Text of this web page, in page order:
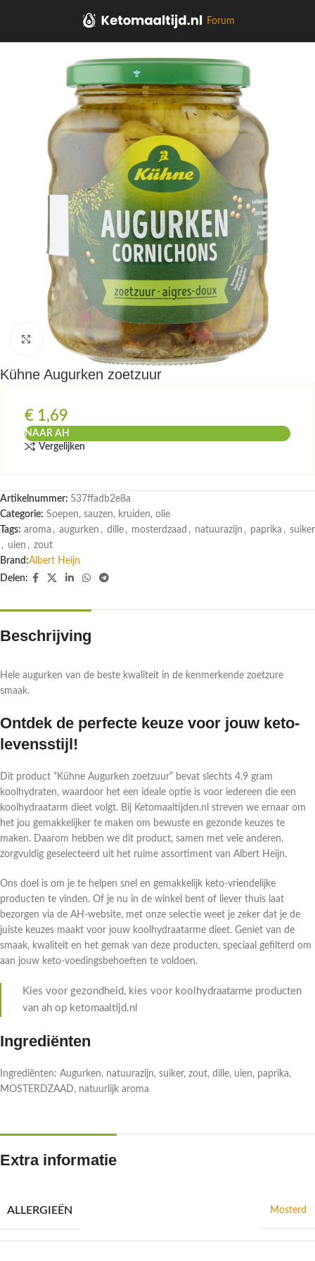
Forum
Klik om te vergroten
Kühne Augurken zoetzuur
€ 1,69
NAAR AH
Vergelijken
Artikelnummer: 537ffadb2e8a
Categorie: Soepen, sauzen, kruiden, olie
Tags: aroma , augurken , dille , mosterdzaad , natuurazijn , paprika , suiker
, uien , zout
Brand:Albert Heijn
Delen:
Beschrijving
Hele augurken van de beste kwaliteit in de kenmerkende zoetzure
smaak.
Ontdek de perfecte keuze voor jouw keto-
levensstijl!
Dit product “Kühne Augurken zoetzuur” bevat slechts 4.9 gram
koolhydraten, waardoor het een ideale optie is voor iedereen die een
koolhydraatarm dieet volgt. Bij Ketomaaltijden.nl streven we ernaar om
het jou gemakkelijker te maken om bewuste en gezonde keuzes te
maken. Daarom hebben we dit product, samen met vele anderen,
zorgvuldig geselecteerd uit het ruime assortiment van Albert Heijn.
Ons doel is om je te helpen snel en gemakkelijk keto-vriendelijke
producten te vinden. Of je nu in de winkel bent of liever thuis laat
bezorgen via de AH-website, met onze selectie weet je zeker dat je de
juiste keuzes maakt voor jouw koolhydraatarme dieet. Geniet van de
smaak, kwaliteit en het gemak van deze producten, speciaal gefilterd om
aan jouw keto-voedingsbehoeften te voldoen.
Kies voor gezondheid, kies voor koolhydraatarme producten
van ah op ketomaaltijd.nl
Ingrediënten
Ingrediënten: Augurken, natuurazijn, suiker, zout, dille, uien, paprika,
MOSTERDZAAD, natuurlijk aroma
Extra informatie
ALLERGIEËN Mosterd